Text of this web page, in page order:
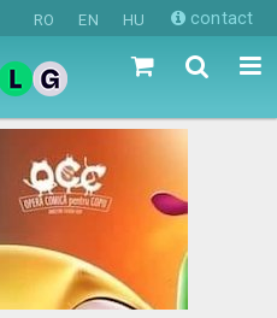
RO EN HU contact